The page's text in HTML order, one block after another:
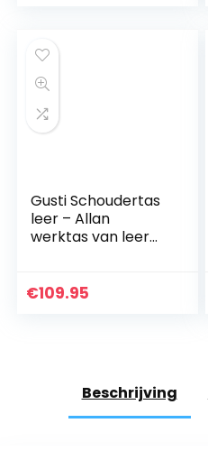
Gusti Schoudertas
leer – Allan
werktas van leer
riemtas leren tas
€109.95
Beschrijving